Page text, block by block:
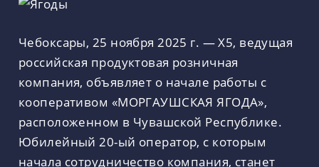
Чебоксары, 25 ноября 2025 г. — X5, ведущая
российская продуктовая розничная
компания, объявляет о начале работы с
кооперативом «МОРГАУШСКАЯ ЯГОДА»,
расположенном в Чувашской Республике.
Юбилейный 20-ый оператор, с которым
начала сотрудничество компания, станет